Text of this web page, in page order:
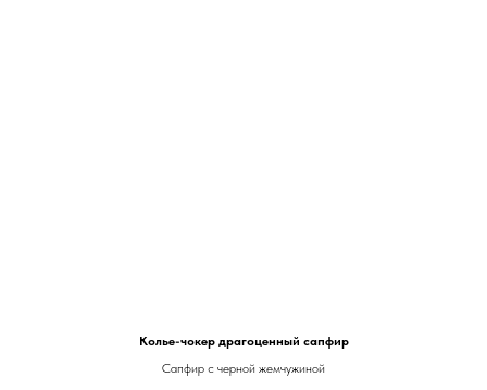
Колье-чокер драгоценный сапфир
Сапфир с черной жемчужиной